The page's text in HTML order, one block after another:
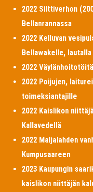
2022 Silttiverhon
Bellanrannassa
2022 Kelluvan
Bellawakelle,
2022
2022 Poijujen,
toimeksiantajille
2022 Kaislikon
Kallavedellä
2022 Maljalahden
Kumpusaareen
2023 Kaupungin
kaislikon niittäjän